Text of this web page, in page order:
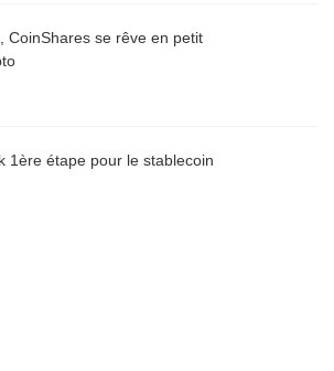
CoinShares se rêve en petit
1ère étape pour le stablecoin